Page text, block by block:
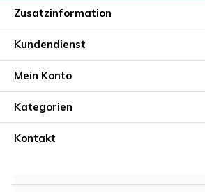
Zusatzinformation
Kundendienst
Mein Konto
Kategorien
Kontakt